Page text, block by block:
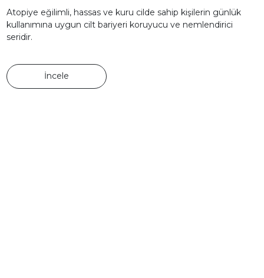
Atopiye eğilimli, hassas ve kuru cilde sahip kişilerin günlük
kullanımına uygun cilt bariyeri koruyucu ve nemlendirici
seridir.
İncele